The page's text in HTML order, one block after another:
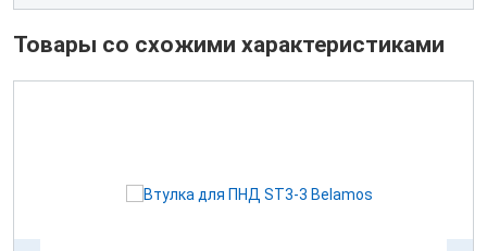
Товары со схожими характеристиками